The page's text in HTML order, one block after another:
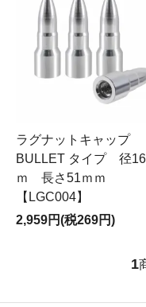
ラグナットキャップ
BULLET タイプ 径16
ｍ 長さ51ｍｍ
【LGC004】
2,959円(税269円)
1